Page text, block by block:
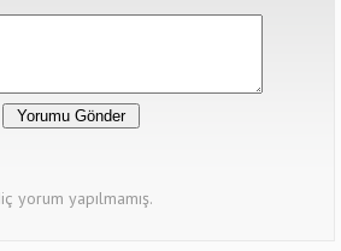
yorum yapılmamış.